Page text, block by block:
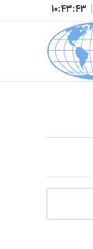
| ۱۰:۴۳:۴۴